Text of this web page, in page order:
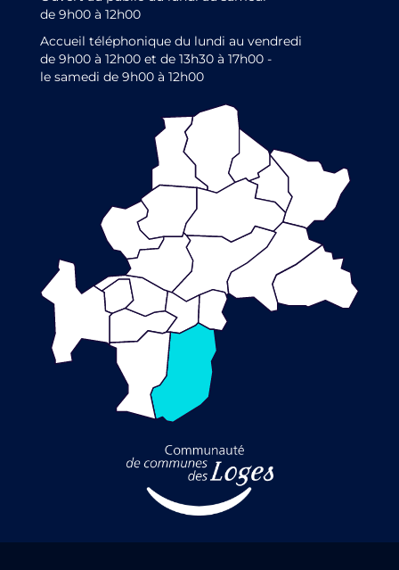
de 9h00 à 12h00
Accueil téléphonique du lundi au vendredi
de 9h00 à 12h00 et de 13h30 à 17h00 -
le samedi de 9h00 à 12h00